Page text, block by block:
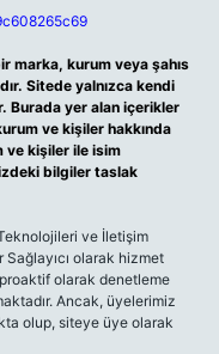
marka, kurum veya şahıs
Sitede yalnızca kendi
Burada yer alan içerikler
ve kişiler hakkında
ve kişiler ile isim
bilgiler taslak
ve İletişim
Sağlayıcı olarak hizmet
olarak denetleme
Ancak, üyelerimiz
olup, siteye üye olarak